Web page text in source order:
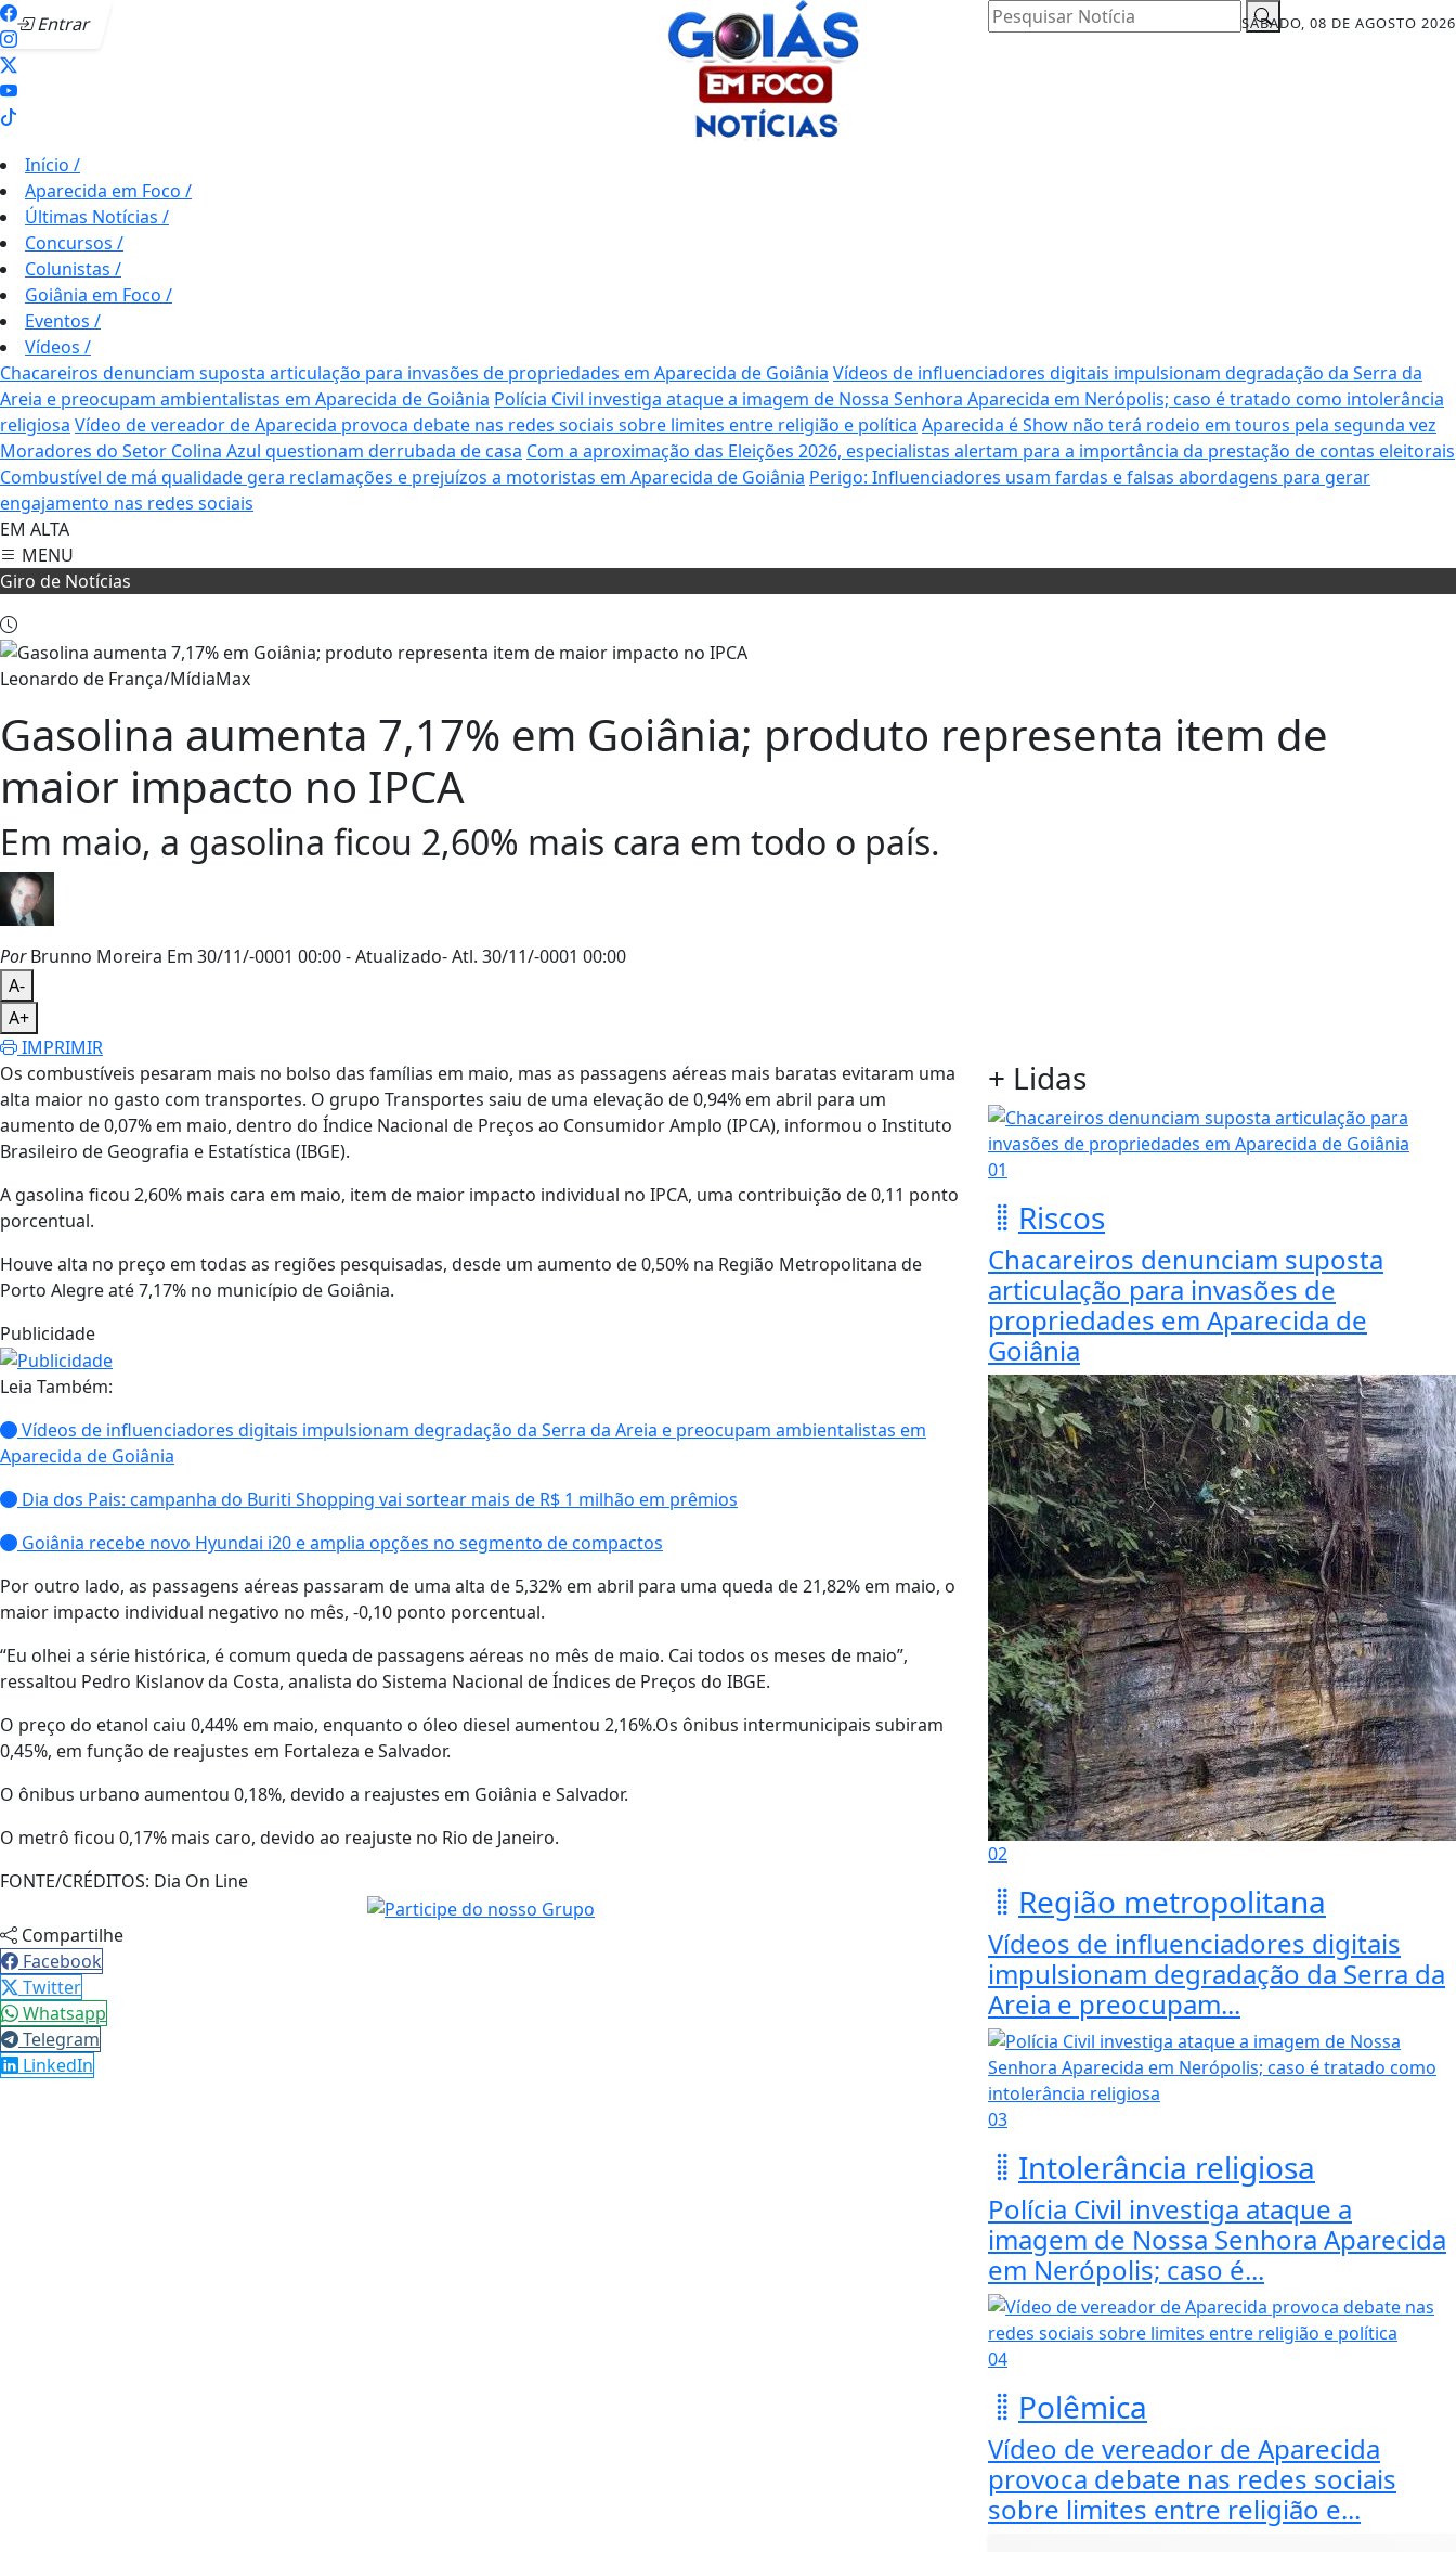
Entrar SÁBADO, 08 DE AGOSTO 2026
Pesquisar Notícia
Início /
Aparecida em Foco /
Últimas Notícias /
Concursos /
Colunistas /
Goiânia em Foco /
Eventos /
Vídeos /
Chacareiros denunciam suposta articulação para invasões de propriedades em Aparecida de Goiânia Vídeos de influenciadores digitais impulsionam degradação da Serra da
Areia e preocupam ambientalistas em Aparecida de Goiânia Polícia Civil investiga ataque a imagem de Nossa Senhora Aparecida em Nerópolis; caso é tratado como intolerância
religiosa Vídeo de vereador de Aparecida provoca debate nas redes sociais sobre limites entre religião e política Aparecida é Show não terá rodeio em touros pela segunda vez
Moradores do Setor Colina Azul questionam derrubada de casa Com a aproximação das Eleições 2026, especialistas alertam para a importância da prestação de contas eleitorais
Combustível de má qualidade gera reclamações e prejuízos a motoristas em Aparecida de Goiânia Perigo: Influenciadores usam fardas e falsas abordagens para gerar
engajamento nas redes sociais
EM ALTA
MENU
Giro de Notícias
Leonardo de França/MídiaMax
Gasolina aumenta 7,17% em Goiânia; produto representa item de
maior impacto no IPCA
Em maio, a gasolina ficou 2,60% mais cara em todo o país.
PorBrunno Moreira Em 30/11/-0001 00:00- Atualizado- Atl. 30/11/-0001 00:00
A-
A+
IMPRIMIR
Os combustíveis pesaram mais no bolso das famílias em maio, mas as passagens aéreas mais baratas evitaram uma
alta maior no gasto com transportes. O grupo Transportes saiu de uma elevação de 0,94% em abril para um
aumento de 0,07% em maio, dentro do Índice Nacional de Preços ao Consumidor Amplo (IPCA), informou o Instituto
Brasileiro de Geografia e Estatística (IBGE).
A gasolina ficou 2,60% mais cara em maio, item de maior impacto individual no IPCA, uma contribuição de 0,11 ponto
porcentual.
Houve alta no preço em todas as regiões pesquisadas, desde um aumento de 0,50% na Região Metropolitana de
Porto Alegre até 7,17% no município de Goiânia.
Publicidade
Leia Também:
Vídeos de influenciadores digitais impulsionam degradação da Serra da Areia e preocupam ambientalistas em
Aparecida de Goiânia
Dia dos Pais: campanha do Buriti Shopping vai sortear mais de R$ 1 milhão em prêmios
Goiânia recebe novo Hyundai i20 e amplia opções no segmento de compactos
Por outro lado, as passagens aéreas passaram de uma alta de 5,32% em abril para uma queda de 21,82% em maio, o
maior impacto individual negativo no mês, -0,10 ponto porcentual.
“Eu olhei a série histórica, é comum queda de passagens aéreas no mês de maio. Cai todos os meses de maio”,
ressaltou Pedro Kislanov da Costa, analista do Sistema Nacional de Índices de Preços do IBGE.
O preço do etanol caiu 0,44% em maio, enquanto o óleo diesel aumentou 2,16%.Os ônibus intermunicipais subiram
0,45%, em função de reajustes em Fortaleza e Salvador.
O ônibus urbano aumentou 0,18%, devido a reajustes em Goiânia e Salvador.
O metrô ficou 0,17% mais caro, devido ao reajuste no Rio de Janeiro.
FONTE/CRÉDITOS: Dia On Line
Compartilhe
Facebook
Twitter
Whatsapp
Telegram
LinkedIn
+ Lidas
01
Riscos
Chacareiros denunciam suposta
articulação para invasões de
propriedades em Aparecida de
Goiânia
02
Região metropolitana
Vídeos de influenciadores digitais
impulsionam degradação da Serra da
Areia e preocupam...
03
Intolerância religiosa
Polícia Civil investiga ataque a
imagem de Nossa Senhora Aparecida
em Nerópolis; caso é...
04
Polêmica
Vídeo de vereador de Aparecida
provoca debate nas redes sociais
sobre limites entre religião e...